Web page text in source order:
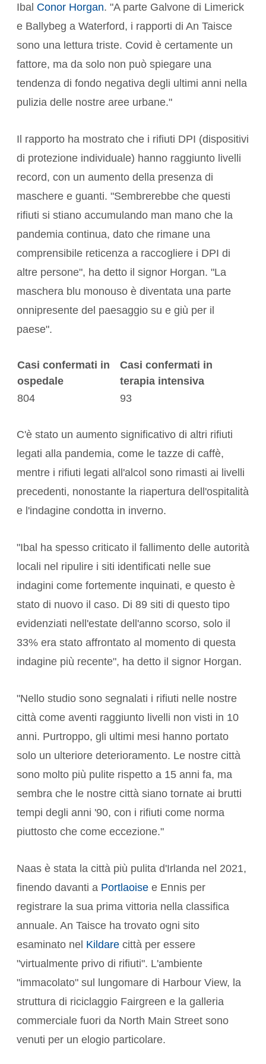
Ibal Conor Horgan. "A parte Galvone di Limerick
e Ballybeg a Waterford, i rapporti di An Taisce
sono una lettura triste. Covid è certamente un
fattore, ma da solo non può spiegare una
tendenza di fondo negativa degli ultimi anni nella
pulizia delle nostre aree urbane."
Il rapporto ha mostrato che i rifiuti DPI (dispositivi
di protezione individuale) hanno raggiunto livelli
record, con un aumento della presenza di
maschere e guanti. "Sembrerebbe che questi
rifiuti si stiano accumulando man mano che la
pandemia continua, dato che rimane una
comprensibile reticenza a raccogliere i DPI di
altre persone", ha detto il signor Horgan. "La
maschera blu monouso è diventata una parte
onnipresente del paesaggio su e giù per il
paese".
Casi confermati in
ospedale
Casi confermati in
terapia intensiva
804
93
C'è stato un aumento significativo di altri rifiuti
legati alla pandemia, come le tazze di caffè,
mentre i rifiuti legati all'alcol sono rimasti ai livelli
precedenti, nonostante la riapertura dell'ospitalità
e l'indagine condotta in inverno.
"Ibal ha spesso criticato il fallimento delle autorità
locali nel ripulire i siti identificati nelle sue
indagini come fortemente inquinati, e questo è
stato di nuovo il caso. Di 89 siti di questo tipo
evidenziati nell'estate dell'anno scorso, solo il
33% era stato affrontato al momento di questa
indagine più recente", ha detto il signor Horgan.
"Nello studio sono segnalati i rifiuti nelle nostre
città come aventi raggiunto livelli non visti in 10
anni. Purtroppo, gli ultimi mesi hanno portato
solo un ulteriore deterioramento. Le nostre città
sono molto più pulite rispetto a 15 anni fa, ma
sembra che le nostre città siano tornate ai brutti
tempi degli anni '90, con i rifiuti come norma
piuttosto che come eccezione."
Naas è stata la città più pulita d'Irlanda nel 2021,
finendo davanti a Portlaoise e Ennis per
registrare la sua prima vittoria nella classifica
annuale. An Taisce ha trovato ogni sito
esaminato nel Kildare città per essere
"virtualmente privo di rifiuti". L'ambiente
"immacolato" sul lungomare di Harbour View, la
struttura di riciclaggio Fairgreen e la galleria
commerciale fuori da North Main Street sono
venuti per un elogio particolare.